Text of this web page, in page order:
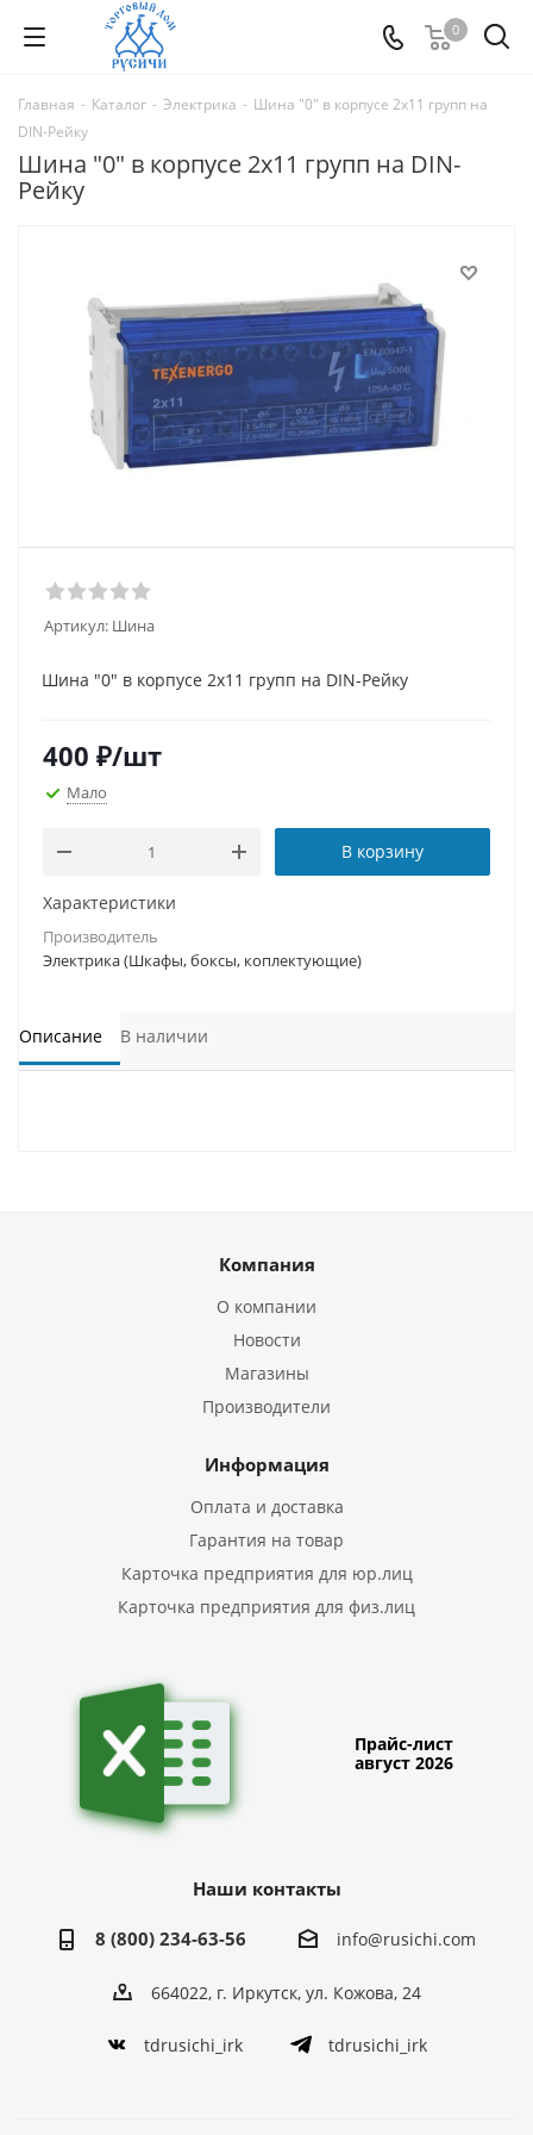
0
Главная - Каталог - Электрика - Шина "0" в корпусе 2х11 групп на
DIN-Рейку
Шина "0" в корпусе 2х11 групп на DIN-
Рейку
Артикул: Шина
Шина "0" в корпусе 2х11 групп на DIN-Рейку
400 ₽/шт
Мало
В корзину
Характеристики
Производитель
Электрика (Шкафы, боксы, коплектующие)
Описание В наличии
Компания
О компании
Новости
Магазины
Производители
Информация
Оплата и доставка
Гарантия на товар
Карточка предприятия для юр.лиц
Карточка предприятия для физ.лиц
Прайс-лист
август 2026
Наши контакты
8 (800) 234-63-56 info@rusichi.com
664022, г. Иркутск, ул. Кожова, 24
tdrusichi_irk tdrusichi_irk